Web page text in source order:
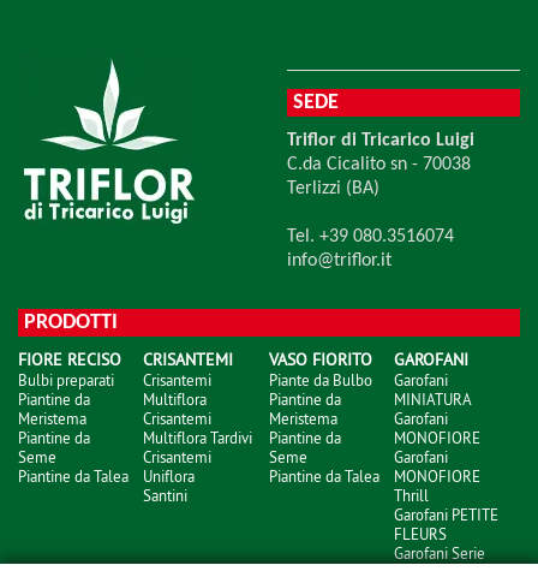
SEDE
Triflor di Tricarico Luigi
C.da Cicalito sn - 70038
Terlizzi (BA)
Tel. +39 080.3516074
info@triflor.it
PRODOTTI
FIORE RECISO
Bulbi preparati
Piantine da
Meristema
Piantine da
Seme
Piantine da Talea
CRISANTEMI
Crisantemi
Multiflora
Crisantemi
Multiflora Tardivi
Crisantemi
Uniflora
Santini
VASO FIORITO
Piante da Bulbo
Piantine da
Meristema
Piantine da
Seme
Piantine da Talea
GAROFANI
Garofani
MINIATURA
Garofani
MONOFIORE
Garofani
MONOFIORE
Thrill
Garofani PETITE
FLEURS
Garofani Serie